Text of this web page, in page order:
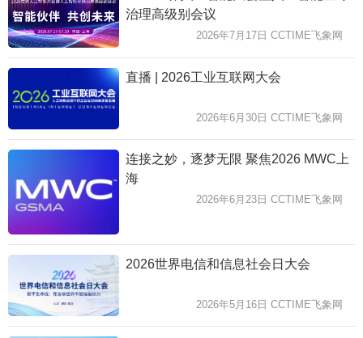
治理高级别会议
2026年7月17日 CCTIME飞象网
直播 | 2026工业互联网大会
2026年6月30日 CCTIME飞象网
连接之妙，逐梦无限 聚焦2026 MWC上
海
2026年6月23日 CCTIME飞象网
2026世界电信和信息社会日大会
2026年5月16日 CCTIME飞象网